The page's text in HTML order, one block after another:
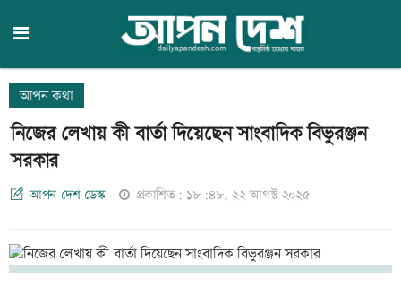
আপন কথা
নিজের লেখায় কী বার্তা দিয়েছেন সাংবাদিক বিভুরঞ্জন
সরকার
আপন দেশ ডেস্ক প্রকাশিত: ১৮:৪৮, ২২ আগস্ট ২০২৫